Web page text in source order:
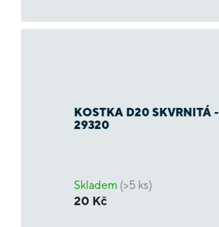
KOSTKA D20 SKVRNITÁ -
29320
Skladem (>5 ks)
20 Kč